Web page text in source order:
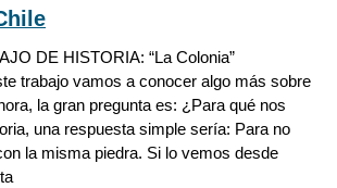
DE HISTORIA: “La Colonia”
trabajo vamos a conocer algo más sobre
la gran pregunta es: ¿Para qué nos
una respuesta simple sería: Para no
la misma piedra. Si lo vemos desde